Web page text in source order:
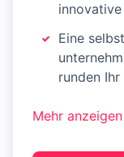
Eine
runden
Mehr anzeigen